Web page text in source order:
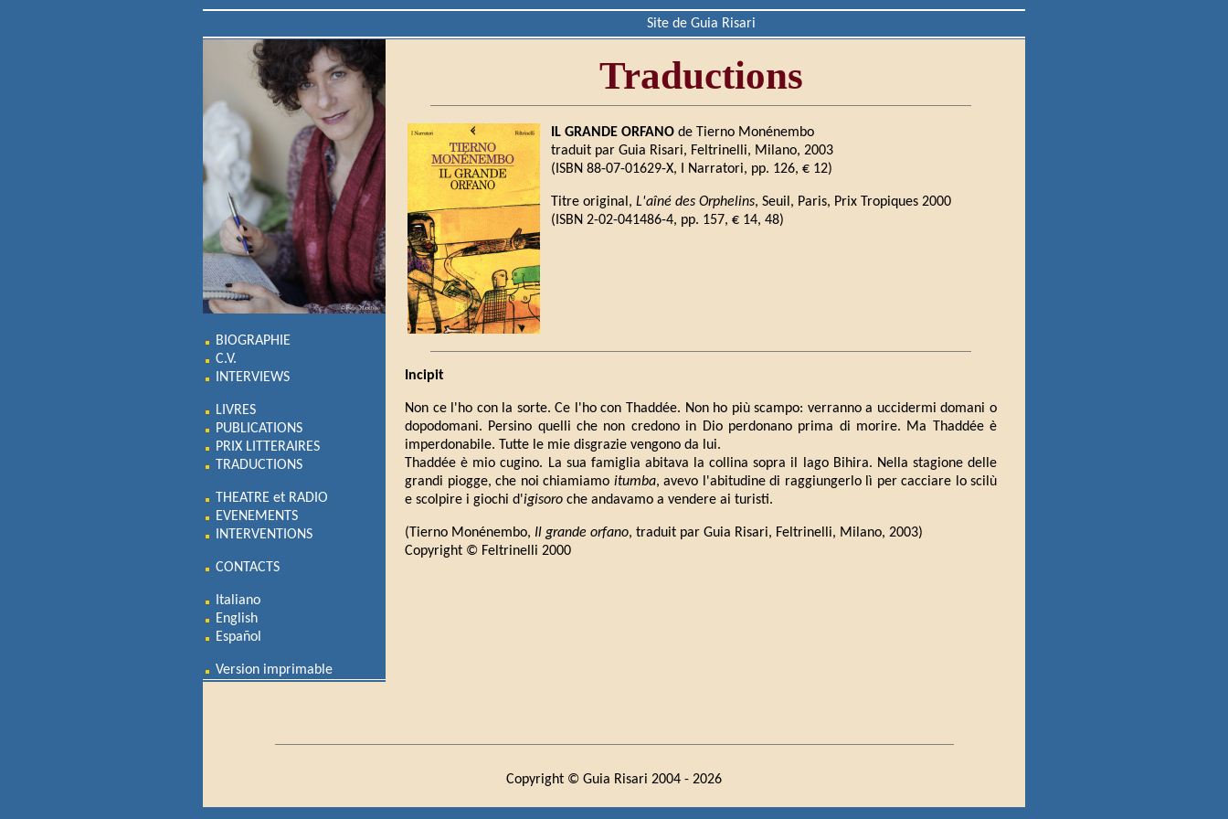
Site de Guia Risari
BIOGRAPHIE
C.V.
INTERVIEWS
LIVRES
PUBLICATIONS
PRIX LITTERAIRES
TRADUCTIONS
THEATRE et RADIO
EVENEMENTS
INTERVENTIONS
CONTACTS
Italiano
English
Español
Version imprimable
Traductions
IL GRANDE ORFANO de Tierno Monénembo
traduit par Guia Risari, Feltrinelli, Milano, 2003
(ISBN 88-07-01629-X, I Narratori, pp. 126, € 12)
Titre original, L'aîné des Orphelins, Seuil, Paris, Prix Tropiques 2000
(ISBN 2-02-041486-4, pp. 157, € 14, 48)
Incipit
Non ce l'ho con la sorte. Ce l'ho con Thaddée. Non ho più scampo: verranno a uccidermi domani o
dopodomani. Persino quelli che non credono in Dio perdonano prima di morire. Ma Thaddée è
imperdonabile. Tutte le mie disgrazie vengono da lui.
Thaddée è mio cugino. La sua famiglia abitava la collina sopra il lago Bihira. Nella stagione delle
grandi piogge, che noi chiamiamo itumba, avevo l'abitudine di raggiungerlo lì per cacciare lo scilù
e scolpire i giochi d'igisoro che andavamo a vendere ai turisti.
(Tierno Monénembo, Il grande orfano, traduit par Guia Risari, Feltrinelli, Milano, 2003)
Copyright © Feltrinelli 2000
Copyright © Guia Risari 2004 - 2026